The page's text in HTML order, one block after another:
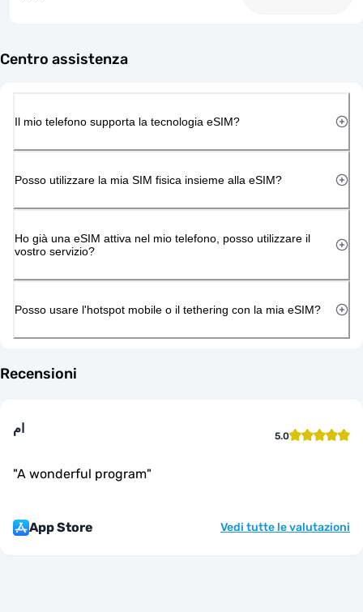
Centro assistenza
Il mio telefono supporta la tecnologia eSIM?
Posso utilizzare la mia SIM fisica insieme alla eSIM?
Ho già una eSIM attiva nel mio telefono, posso utilizzare il
vostro servizio?
Posso usare l'hotspot mobile o il tethering con la mia eSIM?
Recensioni
ام 5.0
"A wonderful program"
App Store Vedi tutte le valutazioni